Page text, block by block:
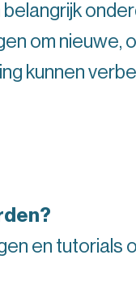
om nieuwe,
kunnen
en tutorials